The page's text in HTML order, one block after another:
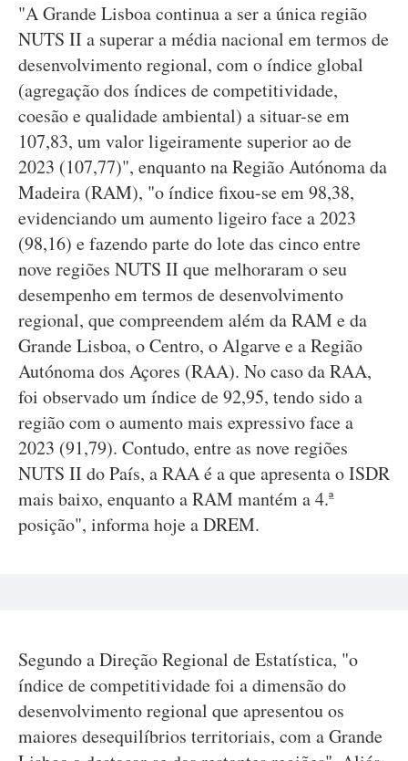
"A Grande Lisboa continua a ser a única região
NUTS II a superar a média nacional em termos de
desenvolvimento regional, com o índice global
(agregação dos índices de competitividade,
coesão e qualidade ambiental) a situar-se em
107,83, um valor ligeiramente superior ao de
2023 (107,77)", enquanto na Região Autónoma da
Madeira (RAM), "o índice fixou-se em 98,38,
evidenciando um aumento ligeiro face a 2023
(98,16) e fazendo parte do lote das cinco entre
nove regiões NUTS II que melhoraram o seu
desempenho em termos de desenvolvimento
regional, que compreendem além da RAM e da
Grande Lisboa, o Centro, o Algarve e a Região
Autónoma dos Açores (RAA). No caso da RAA,
foi observado um índice de 92,95, tendo sido a
região com o aumento mais expressivo face a
2023 (91,79). Contudo, entre as nove regiões
NUTS II do País, a RAA é a que apresenta o ISDR
mais baixo, enquanto a RAM mantém a 4.ª
posição", informa hoje a DREM.
Segundo a Direção Regional de Estatística, "o
índice de competitividade foi a dimensão do
desenvolvimento regional que apresentou os
maiores desequilíbrios territoriais, com a Grande